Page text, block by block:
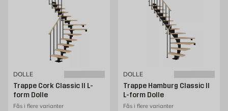
DOLLE
Trappe Cork Classic II L-
form Dolle
Fås i flere varianter
DOLLE
Trappe Hamburg Classic II
L-form Dolle
Fås i flere varianter